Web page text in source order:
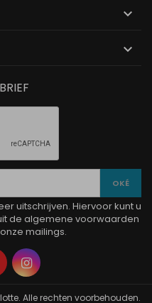


uitschrijven. Hiervoor kunt u
de algemene voorwaarden
mailings.
Instagram
Alle rechten voorbehouden.